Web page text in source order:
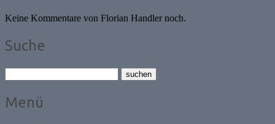
Keine Kommentare von Florian Handler noch.
Suche
Menü